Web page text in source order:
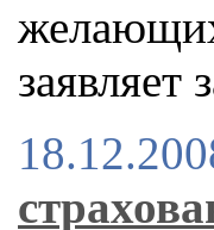
заявляет